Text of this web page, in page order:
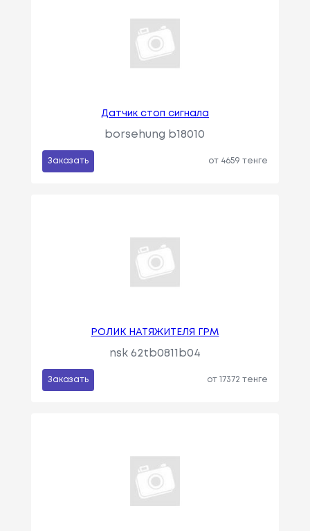
Датчик стоп сигнала
borsehung b18010
Заказать от 4659 тенге
РОЛИК НАТЯЖИТЕЛЯ ГРМ
nsk 62tb0811b04
Заказать от 17372 тенге